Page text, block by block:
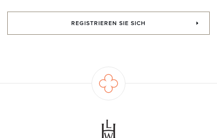
REGISTRIEREN SIE SICH